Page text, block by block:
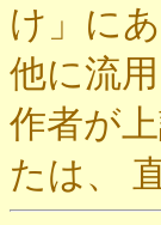
け」に
他に流
作者が
たは、